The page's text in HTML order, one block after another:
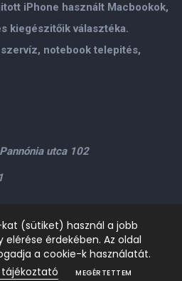
iPhone használt Macbookok,
kiegészitőik választéka.
notebook telepités,
utca 102
kft. 1134.Bp. Váci út 9-15
+36205534995+36209906363
gsmzonakft@gmail.com
(sütiket) használ a jobb
érdekében. Az oldal
a cookie-k használatát.
tájékoztató
MEGÉRTETTEM